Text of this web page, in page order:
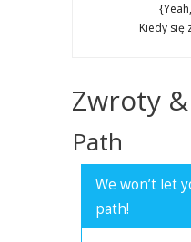
Kie­dy się
Zwroty
Path
We won’t let
path!